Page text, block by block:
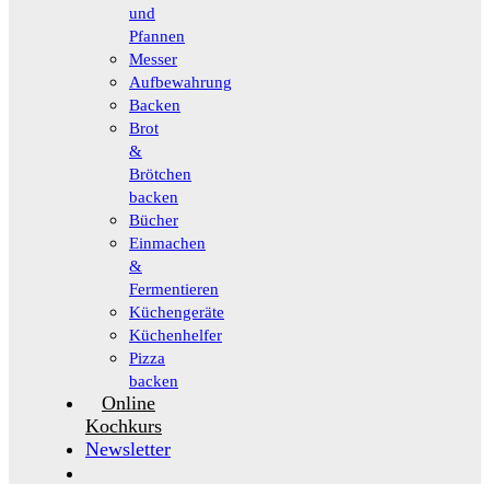
und
Pfannen
Messer
Aufbewahrung
Backen
Brot
&
Brötchen
backen
Bücher
Einmachen
&
Fermentieren
Küchengeräte
Küchenhelfer
Pizza
backen
Online
Kochkurs
Newsletter